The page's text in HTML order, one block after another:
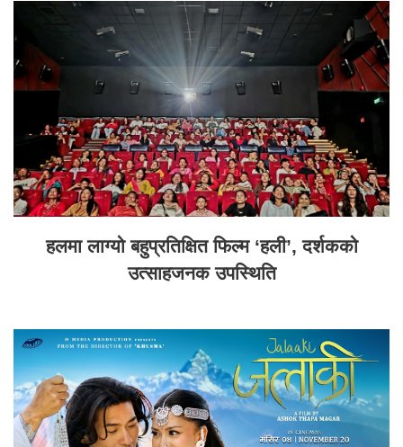
हलमा लाग्यो बहुप्रतिक्षित फिल्म ‘हली’, दर्शकको
उत्साहजनक उपस्थिति